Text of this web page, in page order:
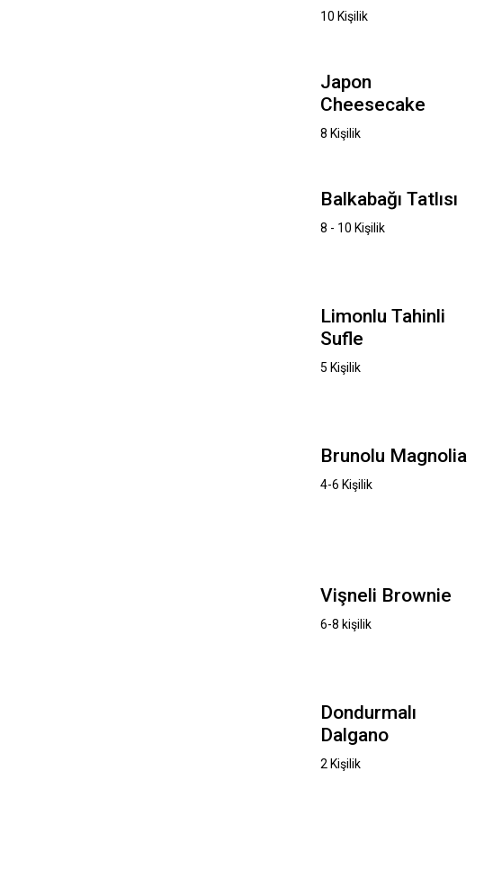
10 Kişilik
Japon
Cheesecake
8 Kişilik
Balkabağı Tatlısı
8 - 10 Kişilik
Limonlu Tahinli
Sufle
5 Kişilik
Brunolu Magnolia
4-6 Kişilik
Vişneli Brownie
6-8 kişilik
Dondurmalı
Dalgano
2 Kişilik